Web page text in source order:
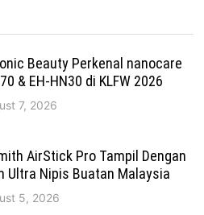
Beauty Perkenal nanocare
& EH-HN30 di KLFW 2026
7, 2026
AirStick Pro Tampil Dengan
Ultra Nipis Buatan Malaysia
5, 2026